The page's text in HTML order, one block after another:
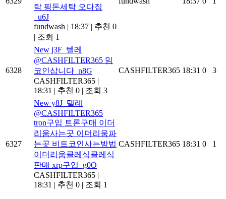
탁 핑돈세탁 오다집
_u6J
fundwash | 18:37 | 추천 0
| 조회 1
6328
New j3F_텔레
@CASHFILTER365 밈
코인삽니다_n8G
CASHFILTER365 |
18:31 | 추천 0 | 조회 3
CASHFILTER365 18:31 0 3
6327
New y8J_텔레
@CASHFILTER365
tron구입 트론구매 이더
리움사는곳 이더리움파
는곳 비트코인사는방법
이더리움클레식클레식
판매 xrp구입_g0O
CASHFILTER365 |
18:31 | 추천 0 | 조회 1
CASHFILTER365 18:31 0 1